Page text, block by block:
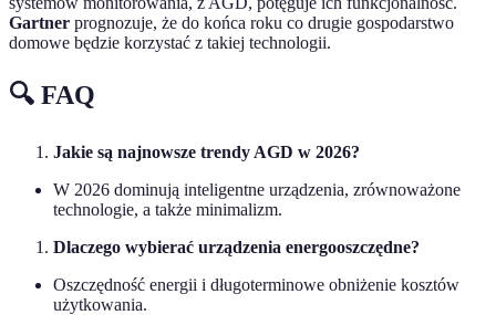
Gartner prognozuje, że do końca roku co drugie gospodarstwo
domowe będzie korzystać z takiej technologii.
🔍 FAQ
Jakie są najnowsze trendy AGD w 2026?
W 2026 dominują inteligentne urządzenia, zrównoważone
technologie, a także minimalizm.
Dlaczego wybierać urządzenia energooszczędne?
Oszczędność energii i długoterminowe obniżenie kosztów
użytkowania.